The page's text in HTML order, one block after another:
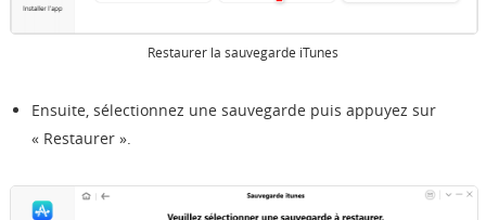
Restaurer la sauvegarde iTunes
Ensuite, sélectionnez une sauvegarde puis appuyez sur
« Restaurer ».